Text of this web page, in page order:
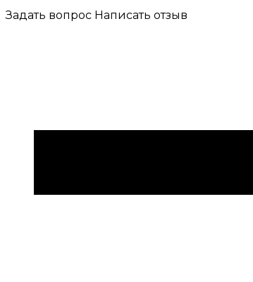
Задать вопрос Написать отзыв